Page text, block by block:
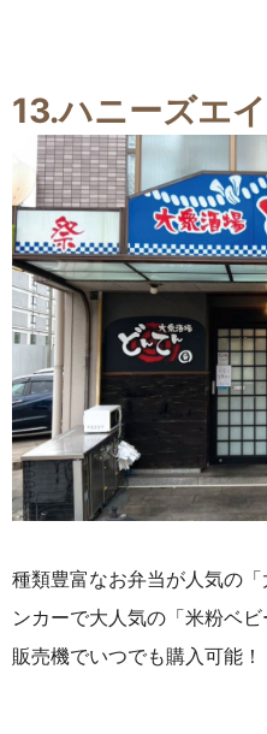
13.ハニーズエ
種類豊富なお弁当が人気の
ンカーで大人気の「米粉ベ
販売機でいつでも購入可能！